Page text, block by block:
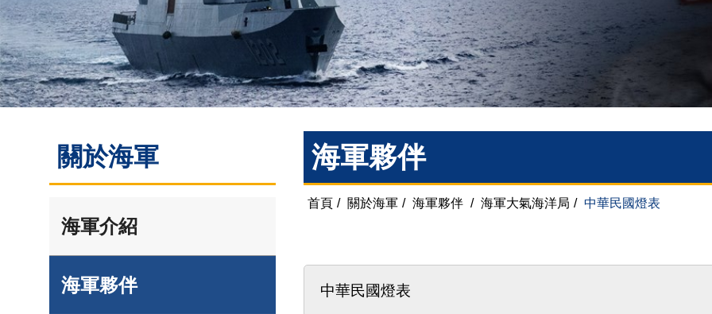
關於海軍
海軍介紹
海軍夥伴
海軍夥伴
首頁 / 關於海軍 / 海軍夥伴 / 海軍大氣海洋局 / 中華民國燈表
中華民國燈表